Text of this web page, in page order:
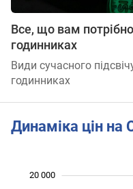
Все, що вам
годинниках
Види сучасного
годинниках
Динаміка цін на
20 000